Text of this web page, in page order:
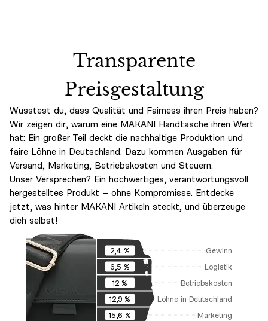
Transparente
Preisgestaltung
Wusstest du, dass Qualität und Fairness ihren Preis haben?
Wir zeigen dir, warum eine MAKANI Handtasche ihren Wert
hat: Ein großer Teil deckt die nachhaltige Produktion und
faire Löhne in Deutschland. Dazu kommen Ausgaben für
Versand, Marketing, Betriebskosten und Steuern.
Unser Versprechen? Ein hochwertiges, verantwortungsvoll
hergestelltes Produkt – ohne Kompromisse. Entdecke
jetzt, was hinter MAKANI Artikeln steckt, und überzeuge
dich selbst!
2,4 %
Gewinn
6,5 %
Logistik
12 %
Betriebskosten
12,9 %
Löhne in Deutschland
15,6 %
Marketing